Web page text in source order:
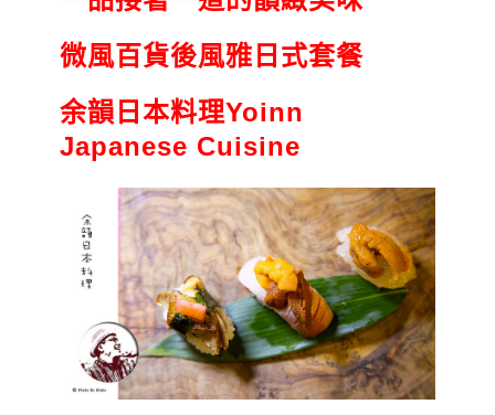
微風百貨後風雅日式套餐
余韻日本料理Yoinn
Japanese Cuisine